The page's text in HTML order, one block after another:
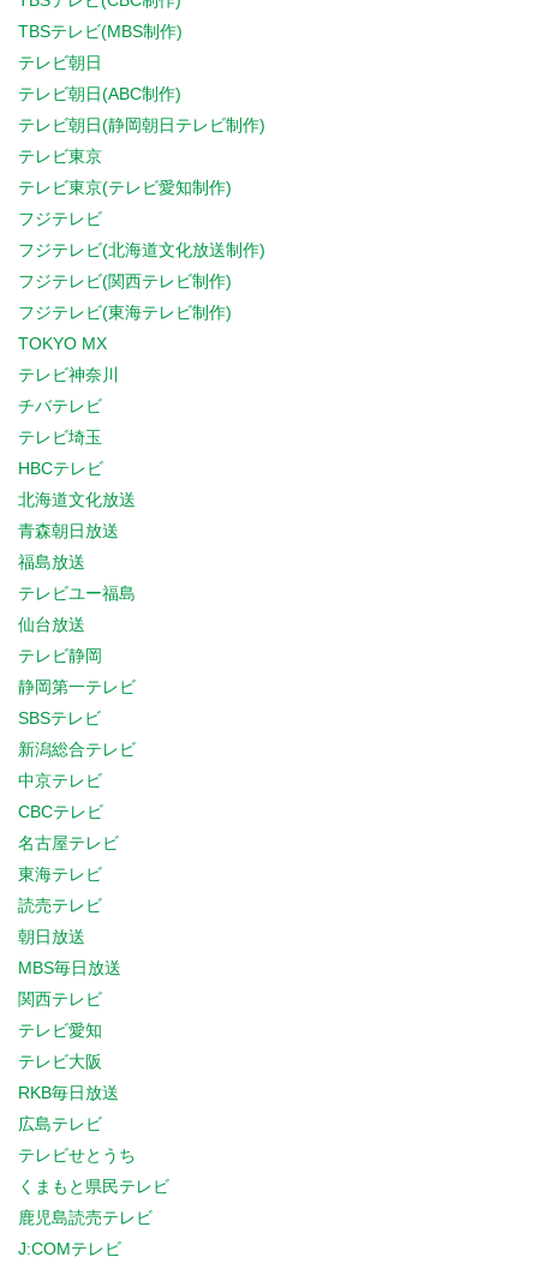
TBSテレビ(MBS制作)
テレビ朝日
テレビ朝日(ABC制作)
テレビ朝日(静岡朝日テレビ制作)
テレビ東京
テレビ東京(テレビ愛知制作)
フジテレビ
フジテレビ(北海道文化放送制作)
フジテレビ(関西テレビ制作)
フジテレビ(東海テレビ制作)
TOKYO MX
テレビ神奈川
チバテレビ
テレビ埼玉
HBCテレビ
北海道文化放送
青森朝日放送
福島放送
テレビユー福島
仙台放送
テレビ静岡
静岡第一テレビ
SBSテレビ
新潟総合テレビ
中京テレビ
CBCテレビ
名古屋テレビ
東海テレビ
読売テレビ
朝日放送
MBS毎日放送
関西テレビ
テレビ愛知
テレビ大阪
RKB毎日放送
広島テレビ
テレビせとうち
くまもと県民テレビ
鹿児島読売テレビ
J:COMテレビ